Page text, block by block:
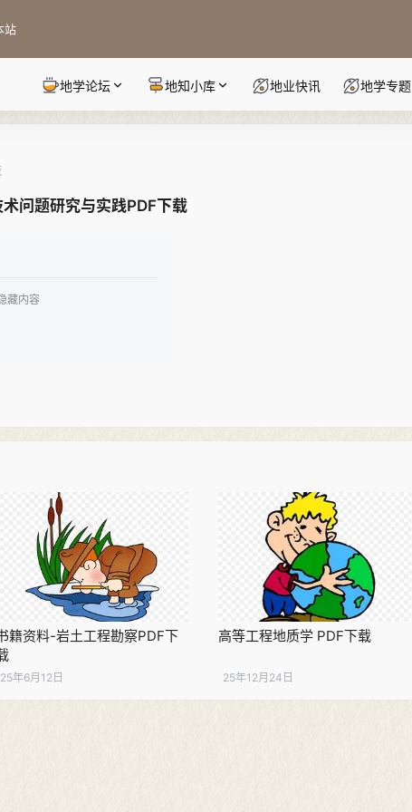
站
地学论坛 地知小库 地业快讯 地学专题
问题研究与实践PDF下载
藏内容
籍资料-岩土工程勘察PDF下
25年6月12日
高等工程地质学 PDF下载
25年12月24日